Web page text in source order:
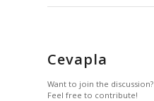
Cevapla
Want to join the discussion?
Feel free to contribute!